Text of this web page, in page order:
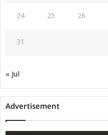
24 25 26
31
« Jul
Advertisement